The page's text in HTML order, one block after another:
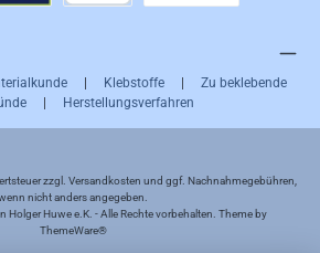
Klebstoffe
Zu beklebende
| Herstellungsverfahren
zzgl. Versandkosten und ggf. Nachnahmegebühren,
nicht anders angegeben.
Holger Huwe e.K. - Alle Rechte vorbehalten. Theme by
ThemeWare®